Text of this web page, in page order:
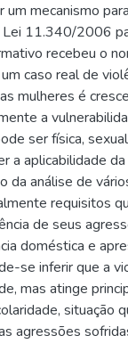
mecanismo
11.340/2006
recebeu o
caso real de
mulheres é
a
ser física,
a aplicabilidade
da análise de
requisitos
de seus
doméstica e
se inferir que a
mas atinge
situação
agressões